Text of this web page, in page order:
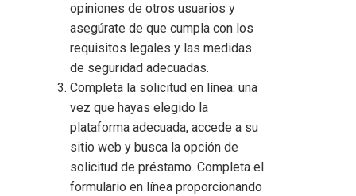
opiniones de otros usuarios y
asegúrate de que cumpla con los
requisitos legales y las medidas
de seguridad adecuadas.
Completa la solicitud en línea: una
vez que hayas elegido la
plataforma adecuada, accede a su
sitio web y busca la opción de
solicitud de préstamo. Completa el
formulario en línea proporcionando